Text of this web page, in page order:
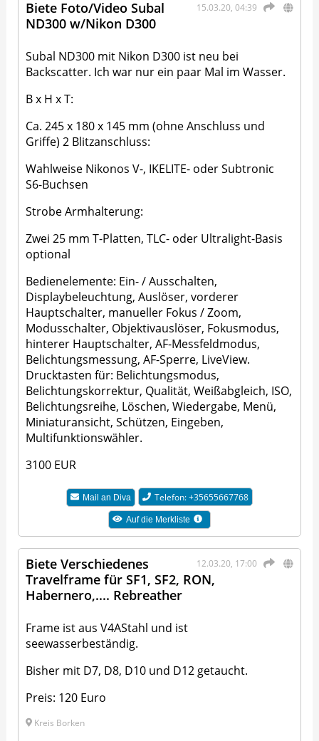
15.03.20, 04:39
Biete Foto/Video Subal
ND300 w/Nikon D300
Subal ND300 mit Nikon D300 ist neu bei
Backscatter. Ich war nur ein paar Mal im Wasser.
B x H x T:
Ca. 245 x 180 x 145 mm (ohne Anschluss und
Griffe) 2 Blitzanschluss:
Wahlweise Nikonos V-, IKELITE- oder Subtronic
S6-Buchsen
Strobe Armhalterung:
Zwei 25 mm T-Platten, TLC- oder Ultralight-Basis
optional
Bedienelemente: Ein- / Ausschalten,
Displaybeleuchtung, Auslöser, vorderer
Hauptschalter, manueller Fokus / Zoom,
Modusschalter, Objektivauslöser, Fokusmodus,
hinterer Hauptschalter, AF-Messfeldmodus,
Belichtungsmessung, AF-Sperre, LiveView.
Drucktasten für: Belichtungsmodus,
Belichtungskorrektur, Qualität, Weißabgleich, ISO,
Belichtungsreihe, Löschen, Wiedergabe, Menü,
Miniaturansicht, Schützen, Eingeben,
Multifunktionswähler.
3100 EUR
Mail an Diva Telefon: +35655667768
Auf die Merkliste
12.03.20, 17:00
Biete Verschiedenes
Travelframe für SF1, SF2, RON,
Habernero,.... Rebreather
Frame ist aus V4AStahl und ist
seewasserbeständig.
Bisher mit D7, D8, D10 und D12 getaucht.
Preis: 120 Euro
Kreis Borken